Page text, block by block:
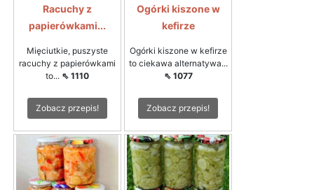
Racuchy z
papierówkami...
Mięciutkie, puszyste
racuchy z papierówkami
to... ⇖ 1110
Zobacz przepis!
Ogórki kiszone w
kefirze
Ogórki kiszone w kefirze
to ciekawa alternatywa...
⇖ 1077
Zobacz przepis!